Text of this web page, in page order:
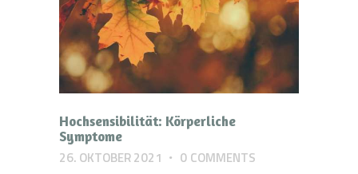
BLOG
KONTAKT
Hochsensibilität: Körperliche
Symptome
26. OKTOBER 2021 0 COMMENTS